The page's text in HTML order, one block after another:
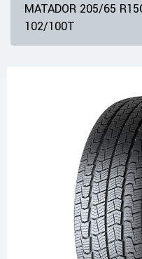
MATADOR 205/65
102/100T